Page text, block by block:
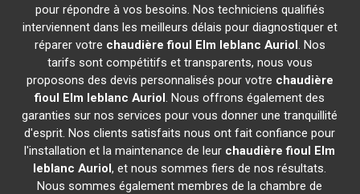
pour répondre à vos besoins. Nos techniciens qualifiés
interviennent dans les meilleurs délais pour diagnostiquer et
réparer votre chaudière fioul Elm leblanc Auriol. Nos
tarifs sont compétitifs et transparents, nous vous
proposons des devis personnalisés pour votre chaudière
fioul Elm leblanc Auriol. Nous offrons également des
garanties sur nos services pour vous donner une tranquillité
d'esprit. Nos clients satisfaits nous ont fait confiance pour
l'installation et la maintenance de leur chaudière fioul Elm
leblanc Auriol, et nous sommes fiers de nos résultats.
Nous sommes également membres de la chambre de